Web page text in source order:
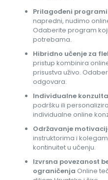
Prilagođeni programi
napredni, nudimo
Odaberite program
potrebama.
Hibridno učenje za
pristup kombinira
prisustva uživo.
odgovara.
Individualne
podršku ili
individualne online
Održavanje
instruktorima i
kontinuitet u učenju.
Izvrsna povezanost
ograničenja Online